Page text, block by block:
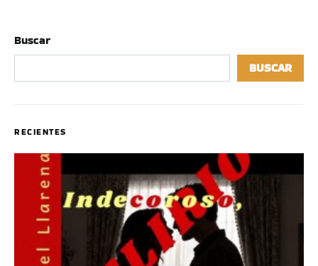
Buscar
BUSCAR
RECIENTES